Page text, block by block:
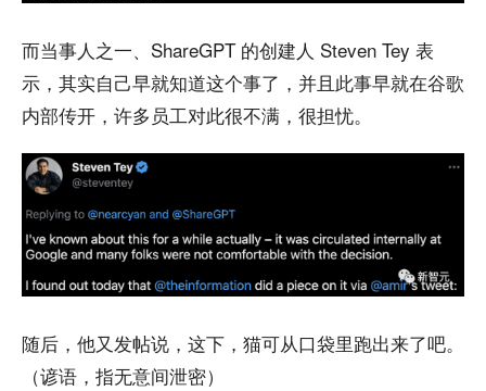
而当事人之一、ShareGPT 的创建人 Steven Tey 表
示，其实自己早就知道这个事了，并且此事早就在谷歌
内部传开，许多员工对此很不满，很担忧。
随后，他又发帖说，这下，猫可从口袋里跑出来了吧。
（谚语，指无意间泄密）